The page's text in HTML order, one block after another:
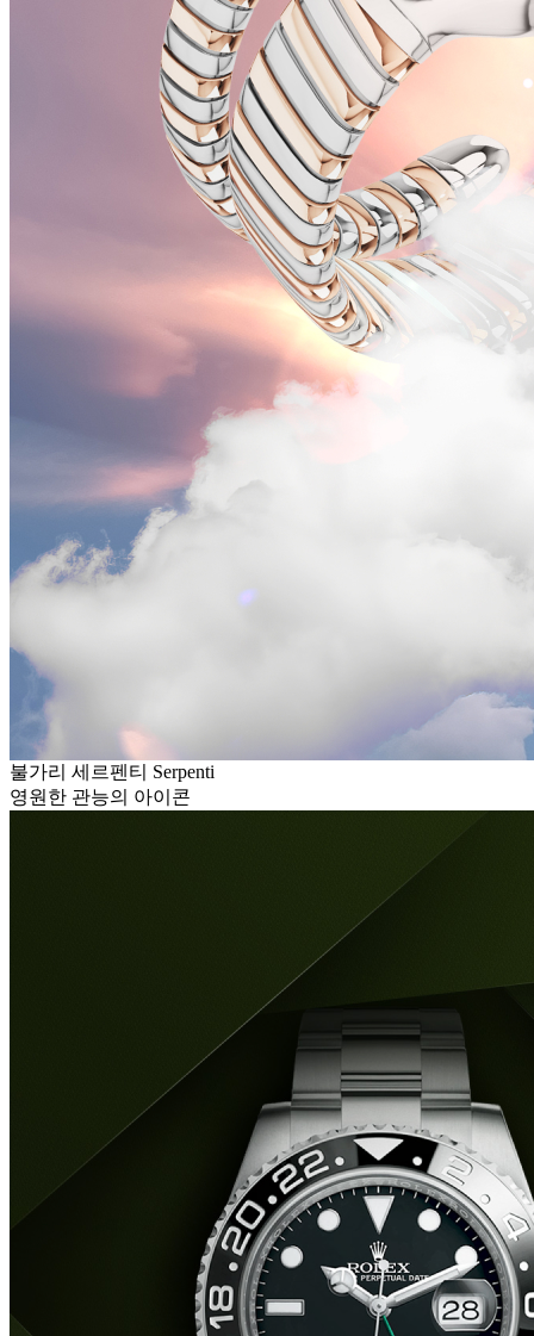
불가리 세르펜티 Serpenti
영원한 관능의 아이콘